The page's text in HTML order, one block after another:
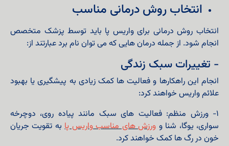
انتخاب روش درمانی مناسب
انتخاب روش درمانی برای واریس پا باید توسط پزشک متخصص
انجام شود. از جمله درمان هایی که می توان نام برد عبارتند از:
- تغییرات سبک زندگی
انجام این راهکارها و فعالیت ها کمک زیادی به پیشگیری یا بهبود
علائم واریس خواهند کرد:
۱- ورزش منظم: فعالیت های سبک مانند پیاده روی، دوچرخه
سواری، یوگا، شنا و ورزش های مناسب واریس پابه تقویت جریان
خون در رگ ها کمک خواهند کرد.